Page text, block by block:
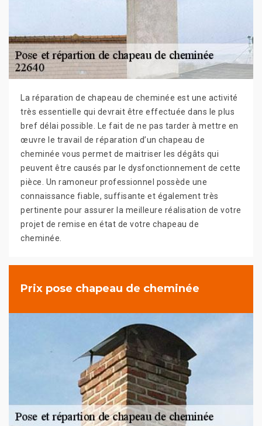
La réparation de chapeau de cheminée est une activité
très essentielle qui devrait être effectuée dans le plus
bref délai possible. Le fait de ne pas tarder à mettre en
œuvre le travail de réparation d’un chapeau de
cheminée vous permet de maitriser les dégâts qui
peuvent être causés par le dysfonctionnement de cette
pièce. Un ramoneur professionnel possède une
connaissance fiable, suffisante et également très
pertinente pour assurer la meilleure réalisation de votre
projet de remise en état de votre chapeau de
cheminée.
Prix pose chapeau de cheminée